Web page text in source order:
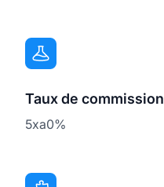
Taux de commission
5xa0%